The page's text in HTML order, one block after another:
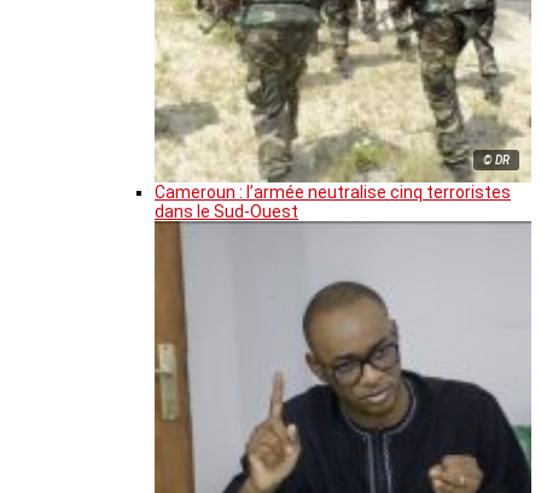
© DR
Cameroun : l’armée neutralise cinq terroristes
dans le Sud-Ouest